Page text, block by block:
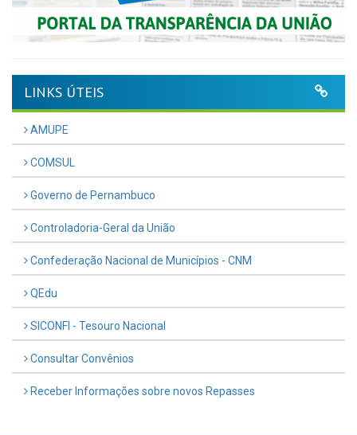
LINKS ÚTEIS
AMUPE
COMSUL
Governo de Pernambuco
Controladoria-Geral da União
Confederação Nacional de Municípios - CNM
QEdu
SICONFI - Tesouro Nacional
Consultar Convênios
Receber Informações sobre novos Repasses